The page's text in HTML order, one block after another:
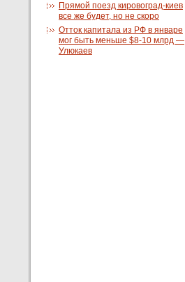
Прямой поезд кировоград-киев
все же будет, но не скоро
Отток капитала из РФ в январе
мог быть меньше $8-10 млрд —
Улюкаев